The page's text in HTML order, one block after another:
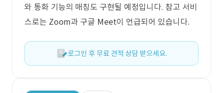
와 통화 기능의 매칭도 구현될 예정입니다. 참고 서비
스로는 Zoom과 구글 Meet이 언급되어 있습니다.
로그인 후 무료 견적 상담 받으세요.